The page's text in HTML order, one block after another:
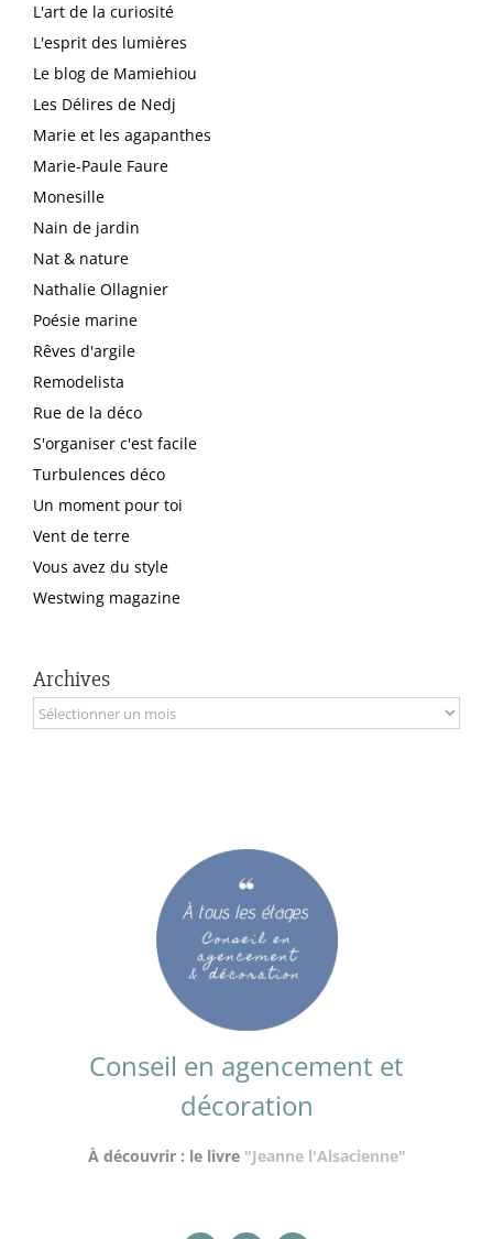
L'art de la curiosité
L'esprit des lumières
Le blog de Mamiehiou
Les Délires de Nedj
Marie et les agapanthes
Marie-Paule Faure
Monesille
Nain de jardin
Nat & nature
Nathalie Ollagnier
Poésie marine
Rêves d'argile
Remodelista
Rue de la déco
S'organiser c'est facile
Turbulences déco
Un moment pour toi
Vent de terre
Vous avez du style
Westwing magazine
Archives
Archives
Conseil en agencement et
décoration
À découvrir : le livre "Jeanne l'Alsacienne"